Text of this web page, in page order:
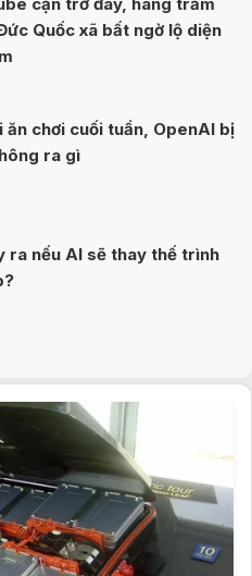
Quốc xã bất ngờ lộ diện
ăn chơi cuối tuần, OpenAI bị
ra gì
ra nếu AI sẽ thay thế trình